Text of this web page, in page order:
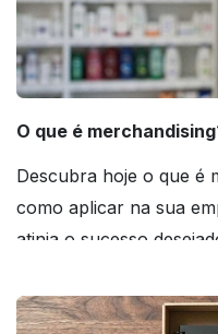
O que é
Descubra hoje o que é
como aplicar na sua
atinja o sucesso